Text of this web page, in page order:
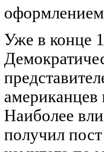
Уже в конце
американцев
Наиболее
получил